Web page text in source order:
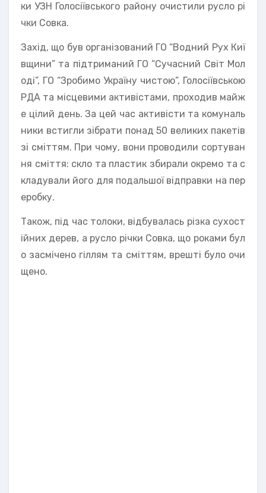
ки УЗН Голосіївського району очистили русло рі
чки Совка.
Захід, що був організований ГО “Водний Рух Киї
вщини” та підтриманий ГО “Сучасний Світ Мол
оді”, ГО “Зробимо Україну чистою”, Голосіївською
РДА та місцевими активістами, проходив майж
е цілий день. За цей час активісти та комуналь
ники встигли зібрати понад 50 великих пакетів
зі сміттям. При чому, вони проводили сортуван
ня сміття: скло та пластик збирали окремо та с
кладували його для подальшої відправки на пер
еробку.
Також, під час толоки, відбувалась різка сухост
ійних дерев, а русло річки Совка, що роками бул
о засмічено гіллям та сміттям, врешті було очи
щено.